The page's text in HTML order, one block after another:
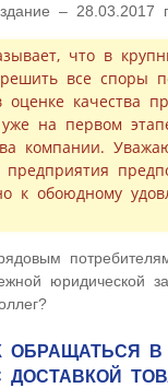
– 28.03.2017
что в
все споры
оценке качества
уже на первом
компании.
предприятия
к обоюдному
юридической
ОБРАЩАТЬСЯ В
ДОСТАВКОЙ